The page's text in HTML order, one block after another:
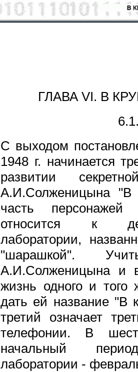
ГЛАВА VI. В
С выходом
1948 г. начинается
развитии
А.И.Солженицына "В
часть
относится к
лаборатории,
"шарашкой".
А.И.Солженицына и
жизнь одного и
дать ей название "В
третий означает
телефонии. В
начальный
лаборатории -